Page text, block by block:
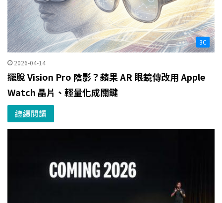
3C
2026-04-14
擺脫 Vision Pro 陰影？蘋果 AR 眼鏡傳改用 Apple
Watch 晶片、輕量化成關鍵
繼續閱讀